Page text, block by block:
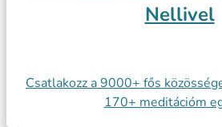
Nellivel
Csatlakozz a 9000+ fős
170+ meditációm